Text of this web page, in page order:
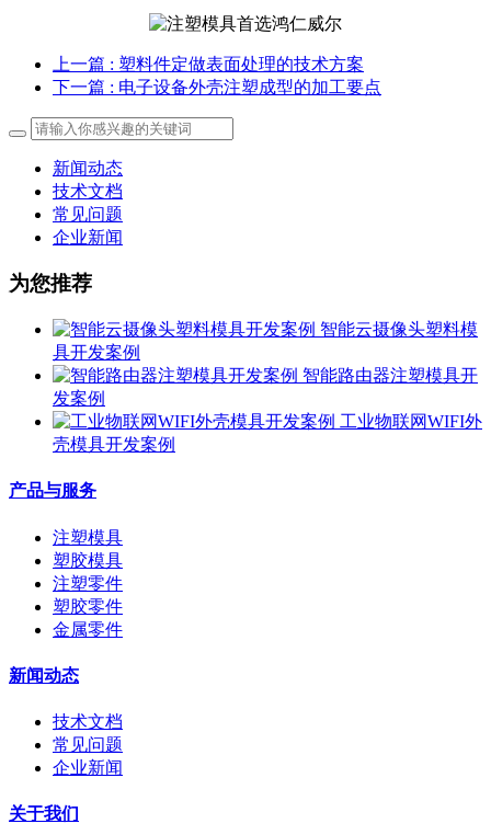
上一篇 : 塑料件定做表面处理的技术方案
下一篇 : 电子设备外壳注塑成型的加工要点
新闻动态
技术文档
常见问题
企业新闻
为您推荐
智能云摄像头塑料模
具开发案例
智能路由器注塑模具开
发案例
工业物联网WIFI外
壳模具开发案例
产品与服务
注塑模具
塑胶模具
注塑零件
塑胶零件
金属零件
新闻动态
技术文档
常见问题
企业新闻
关于我们